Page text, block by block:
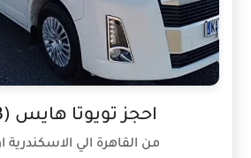
احجز تويوتا هايس (13 فرد)
من القاهرة الي